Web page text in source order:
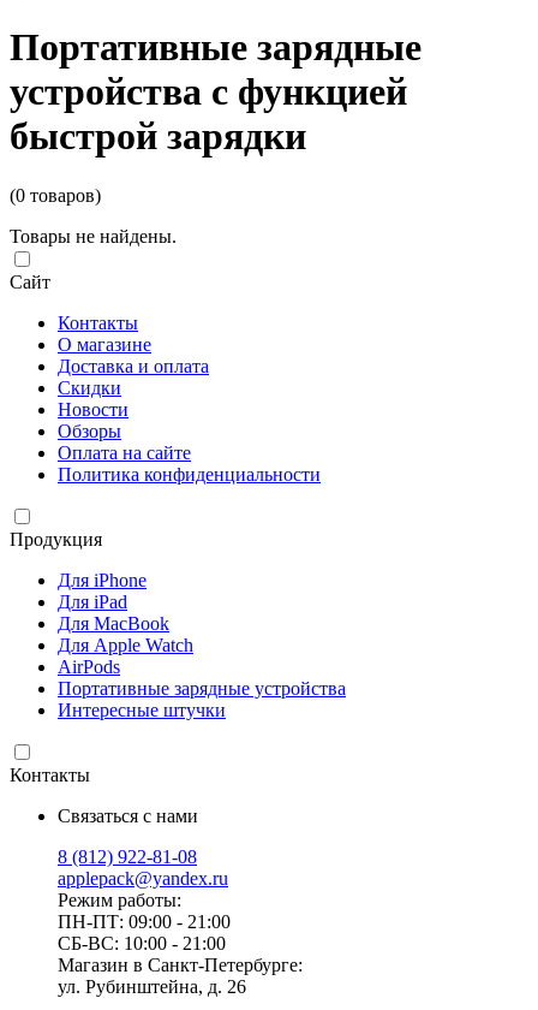
Портативные зарядные
устройства с функцией
быстрой зарядки
(0 товаров)
Товары не найдены.
Сайт
Контакты
О магазине
Доставка и оплата
Скидки
Новости
Обзоры
Оплата на сайте
Политика конфиденциальности
Продукция
Для iPhone
Для iPad
Для MacBook
Для Apple Watch
AirPods
Портативные зарядные устройства
Интересные штучки
Контакты
Связаться с нами
8 (812) 922-81-08
applepack@yandex.ru
Режим работы:
ПН-ПТ: 09:00 - 21:00
СБ-ВС: 10:00 - 21:00
Магазин в Санкт-Петербурге:
ул. Рубинштейна, д. 26